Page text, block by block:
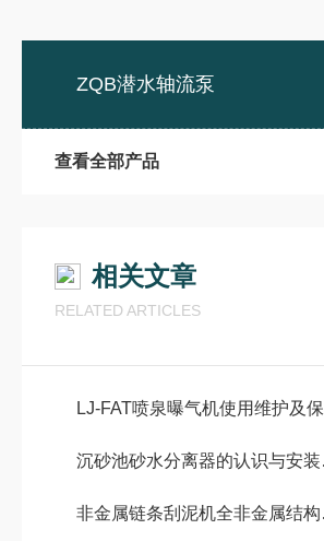
ZQB潜水轴流泵
查看全部产品
相关文章
RELATED ARTICLES
LJ-FAT喷泉曝气机使用维护及保养说明
沉砂池砂水分离器的认识与安装注意事项
非金属链条刮泥机全非金属结构，能解决设备在腐蚀性环境下的锈蚀难题